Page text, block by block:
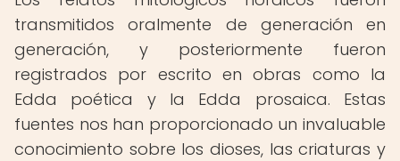
transmitidos oralmente de generación en
generación, y posteriormente fueron
registrados por escrito en obras como la
Edda poética y la Edda prosaica. Estas
fuentes nos han proporcionado un invaluable
conocimiento sobre los dioses, las criaturas y